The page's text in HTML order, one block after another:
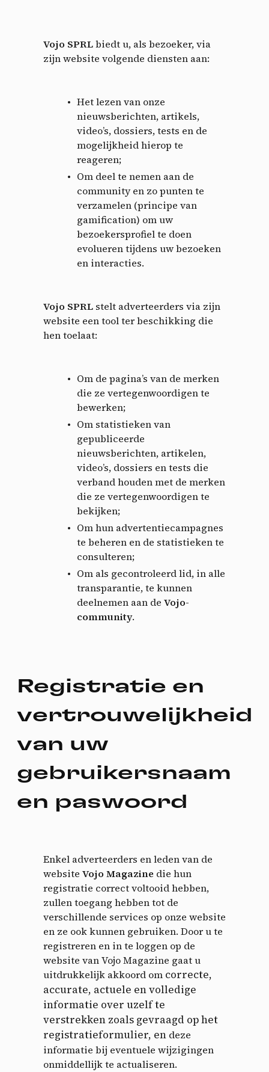
Vojo SPRLbiedt u, als bezoeker, via
zijn website volgende diensten aan:
Het lezen van onze
nieuwsberichten, artikels,
video’s, dossiers, tests en de
mogelijkheid hierop te
reageren;
Om deel te nemen aan de
community en zo punten te
verzamelen (principe van
gamification) om uw
bezoekersprofiel te doen
evolueren tijdens uw bezoeken
en interacties.
Vojo SPRL stelt adverteerders via zijn
website een tool ter beschikking die
hen toelaat:
Om de pagina’s van de merken
die ze vertegenwoordigen te
bewerken;
Om statistieken van
gepubliceerde
nieuwsberichten, artikelen,
video’s, dossiers en tests die
verband houden met de merken
die ze vertegenwoordigen te
bekijken;
Om hun advertentiecampagnes
te beheren en de statistieken te
consulteren;
Om als gecontroleerd lid, in alle
transparantie, te kunnen
deelnemen aan de Vojo-
community.
Registratie en
vertrouwelijkheid
van uw
gebruikersnaam
en paswoord
Enkel adverteerders en leden van de
website Vojo Magazine die hun
registratie correct voltooid hebben,
zullen toegang hebben tot de
verschillende services op onze website
en ze ook kunnen gebruiken. Door u te
registreren en in te loggen op de
website van Vojo Magazine gaat u
uitdrukkelijk akkoord om correcte,
accurate, actuele en volledige
informatie over uzelf te
verstrekken zoals gevraagd op het
registratieformulier, en deze
informatie bij eventuele wijzigingen
onmiddellijk te actualiseren.